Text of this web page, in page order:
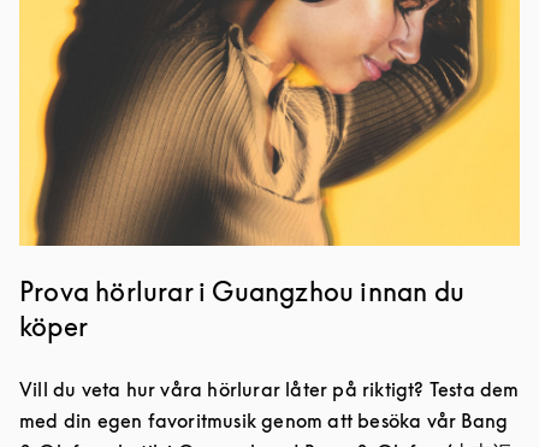
Prova hörlurar i Guangzhou innan du
köper
Vill du veta hur våra hörlurar låter på riktigt? Testa dem
med din egen favoritmusik genom att besöka vår Bang